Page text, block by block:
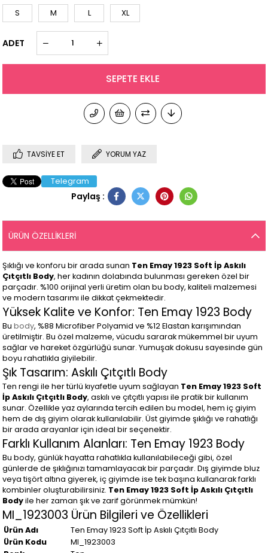
S M L XL
ADET
TAVSIYE ET YORUM YAZ
Telegram
Paylaş :
ÜRÜN ÖZELLIKLERI
Şıklığı ve konforu bir arada sunan Ten Emay 1923 Soft İp Askılı
Çıtçıtlı Body, her kadının dolabında bulunması gereken özel bir
parçadır. %100 orijinal yerli üretim olan bu body, kaliteli malzemesi
ve modern tasarımı ile dikkat çekmektedir.
Yüksek Kalite ve Konfor: Ten Emay 1923 Body
Bubody, %88 Microfiber Polyamid ve %12 Elastan karışımından
üretilmiştir. Bu özel malzeme, vücudu sararak mükemmel bir uyum
sağlar ve hareket özgürlüğü sunar. Yumuşak dokusu sayesinde gün
boyu rahatlıkla giyilebilir.
Şık Tasarım: Askılı Çıtçıtlı Body
Ten rengi ile her türlü kıyafetle uyum sağlayan Ten Emay 1923 Soft
İp Askılı Çıtçıtlı Body, askılı ve çıtçıtlı yapısı ile pratik bir kullanım
sunar. Özellikle yaz aylarında tercih edilen bu model, hem iç giyim
hem de dış giyim olarak kullanılabilir. Üst giyimde şıklığı ve rahatlığı
bir arada arayanlar için ideal bir seçenektir.
Farklı Kullanım Alanları: Ten Emay 1923 Body
Bu body, günlük hayatta rahatlıkla kullanılabileceği gibi, özel
günlerde de şıklığınızı tamamlayacak bir parçadır. Dış giyimde bluz
veya tişört altına giyerek, iç giyimde ise tek başına kullanarak farklı
kombinler oluşturabilirsiniz. Ten Emay 1923 Soft İp Askılı Çıtçıtlı
Bodyile her zaman şık ve zarif görünmek mümkün!
MI_1923003 Ürün Bilgileri ve Özellikleri
Ürün Adı
Ten Emay 1923 Soft İp Askılı Çıtçıtlı Body
Ürün Kodu
MI_1923003